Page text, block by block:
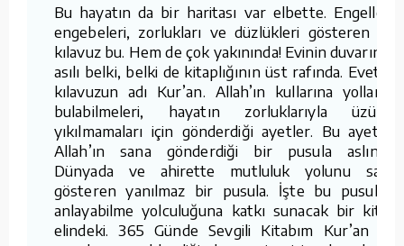
Bu hayatın da bir haritası var elbette. Engelleri,
engebeleri, zorlukları ve düzlükleri gösteren bir
kılavuz bu. Hem de çok yakınında! Evinin duvarında
asılı belki, belki de kitaplığının üst rafında. Evet, o
kılavuzun adı Kur’an. Allah’ın kullarına yollarını
bulabilmeleri, hayatın zorluklarıyla üzülüp
yıkılmamaları için gönderdiği ayetler. Bu ayetler
Allah’ın sana gönderdiği bir pusula aslında.
Dünyada ve ahirette mutluluk yolunu sana
gösteren yanılmaz bir pusula. İşte bu pusulayı
anlayabilme yolculuğuna katkı sunacak bir kitap
elindeki. 365 Günde Sevgili Kitabım Kur’an bu